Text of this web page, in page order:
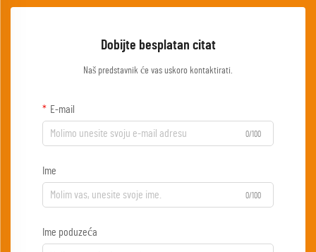
Dobijte besplatan citat
Naš predstavnik će vas uskoro kontaktirati.
E-mail
0/100
Ime
0/100
Ime poduzeća